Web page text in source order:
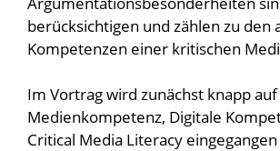
berücksichtigen und zählen zu den
Kompetenzen einer kritischen
Im Vortrag wird zunächst knapp
Medienkompetenz, Digitale
Critical Media Literacy